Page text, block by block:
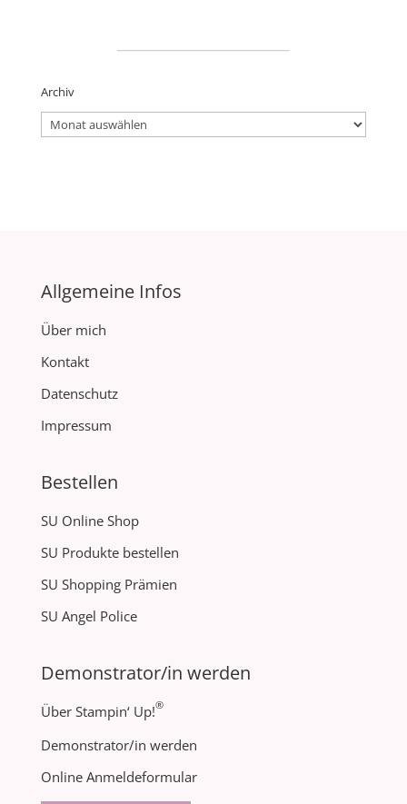
Archiv
Archiv
Allgemeine Infos
Über mich
Kontakt
Datenschutz
Impressum
Bestellen
SU Online Shop
SU Produkte bestellen
SU Shopping Prämien
SU Angel Police
Demonstrator/in werden
Über Stampin‘ Up!®
Demonstrator/in werden
Online Anmeldeformular